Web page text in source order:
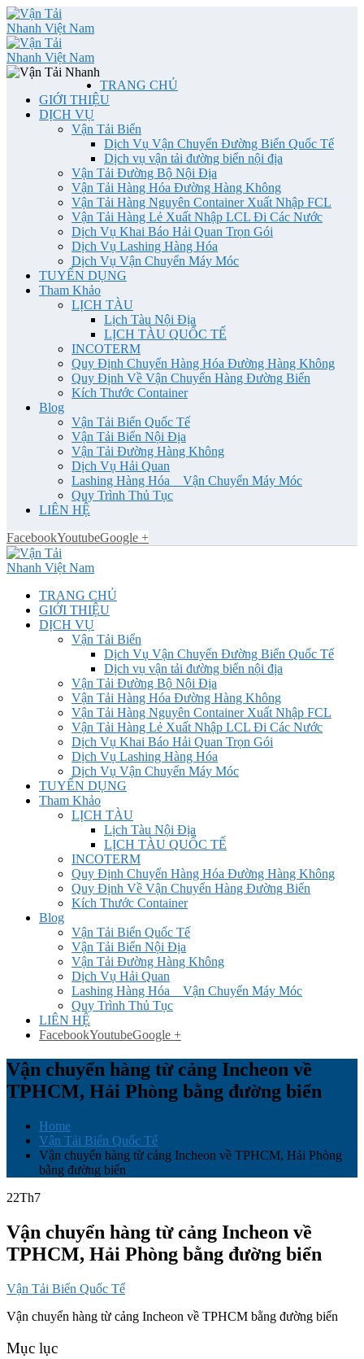
TRANG CHỦ
GIỚI THIỆU
DỊCH VỤ
Vận Tải Biển
Dịch Vụ Vận Chuyển Đường Biển Quốc Tế
Dịch vụ vận tải đường biển nội địa
Vận Tải Đường Bộ Nội Địa
Vận Tải Hàng Hóa Đường Hàng Không
Vận Tải Hàng Nguyên Container Xuất Nhập FCL
Vận Tải Hàng Lẻ Xuất Nhập LCL Đi Các Nước
Dịch Vụ Khai Báo Hải Quan Trọn Gói
Dịch Vụ Lashing Hàng Hóa
Dịch Vụ Vận Chuyển Máy Móc
TUYỂN DỤNG
Tham Khảo
LỊCH TÀU
Lịch Tàu Nội Địa
LỊCH TÀU QUỐC TẾ
INCOTERM
Quy Định Chuyển Hàng Hóa Đường Hàng Không
Quy Định Về Vận Chuyển Hàng Đường Biển
Kích Thước Container
Blog
Vận Tải Biển Quốc Tế
Vận Tải Biển Nội Địa
Vận Tải Đường Hàng Không
Dịch Vụ Hải Quan
Lashing Hàng Hóa _ Vận Chuyển Máy Móc
Quy Trình Thủ Tục
LIÊN HỆ
FacebookYoutubeGoogle +
TRANG CHỦ
GIỚI THIỆU
DỊCH VỤ
Vận Tải Biển
Dịch Vụ Vận Chuyển Đường Biển Quốc Tế
Dịch vụ vận tải đường biển nội địa
Vận Tải Đường Bộ Nội Địa
Vận Tải Hàng Hóa Đường Hàng Không
Vận Tải Hàng Nguyên Container Xuất Nhập FCL
Vận Tải Hàng Lẻ Xuất Nhập LCL Đi Các Nước
Dịch Vụ Khai Báo Hải Quan Trọn Gói
Dịch Vụ Lashing Hàng Hóa
Dịch Vụ Vận Chuyển Máy Móc
TUYỂN DỤNG
Tham Khảo
LỊCH TÀU
Lịch Tàu Nội Địa
LỊCH TÀU QUỐC TẾ
INCOTERM
Quy Định Chuyển Hàng Hóa Đường Hàng Không
Quy Định Về Vận Chuyển Hàng Đường Biển
Kích Thước Container
Blog
Vận Tải Biển Quốc Tế
Vận Tải Biển Nội Địa
Vận Tải Đường Hàng Không
Dịch Vụ Hải Quan
Lashing Hàng Hóa _ Vận Chuyển Máy Móc
Quy Trình Thủ Tục
LIÊN HỆ
FacebookYoutubeGoogle +
Vận chuyển hàng từ cảng Incheon về
TPHCM, Hải Phòng bằng đường biển
Home
Vận Tải Biển Quốc Tế
Vận chuyển hàng từ cảng Incheon về TPHCM, Hải Phòng
bằng đường biển
22Th7
Vận chuyển hàng từ cảng Incheon về
TPHCM, Hải Phòng bằng đường biển
Vận Tải Biển Quốc Tế
Vận chuyển hàng từ cảng Incheon về TPHCM bằng đường biển
Mục lục